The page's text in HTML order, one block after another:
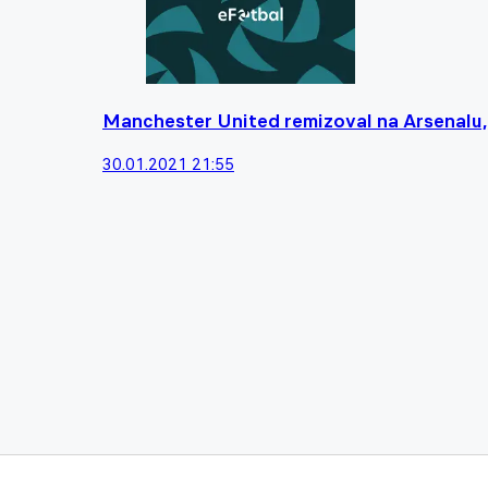
Manchester United remizoval na
30.01.2021 21:55